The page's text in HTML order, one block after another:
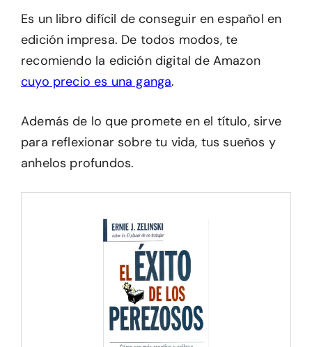
Es un libro difícil de conseguir en español en
edición impresa. De todos modos, te
recomiendo la edición digital de Amazon
cuyo precio es una ganga.
Además de lo que promete en el título, sirve
para reflexionar sobre tu vida, tus sueños y
anhelos profundos.